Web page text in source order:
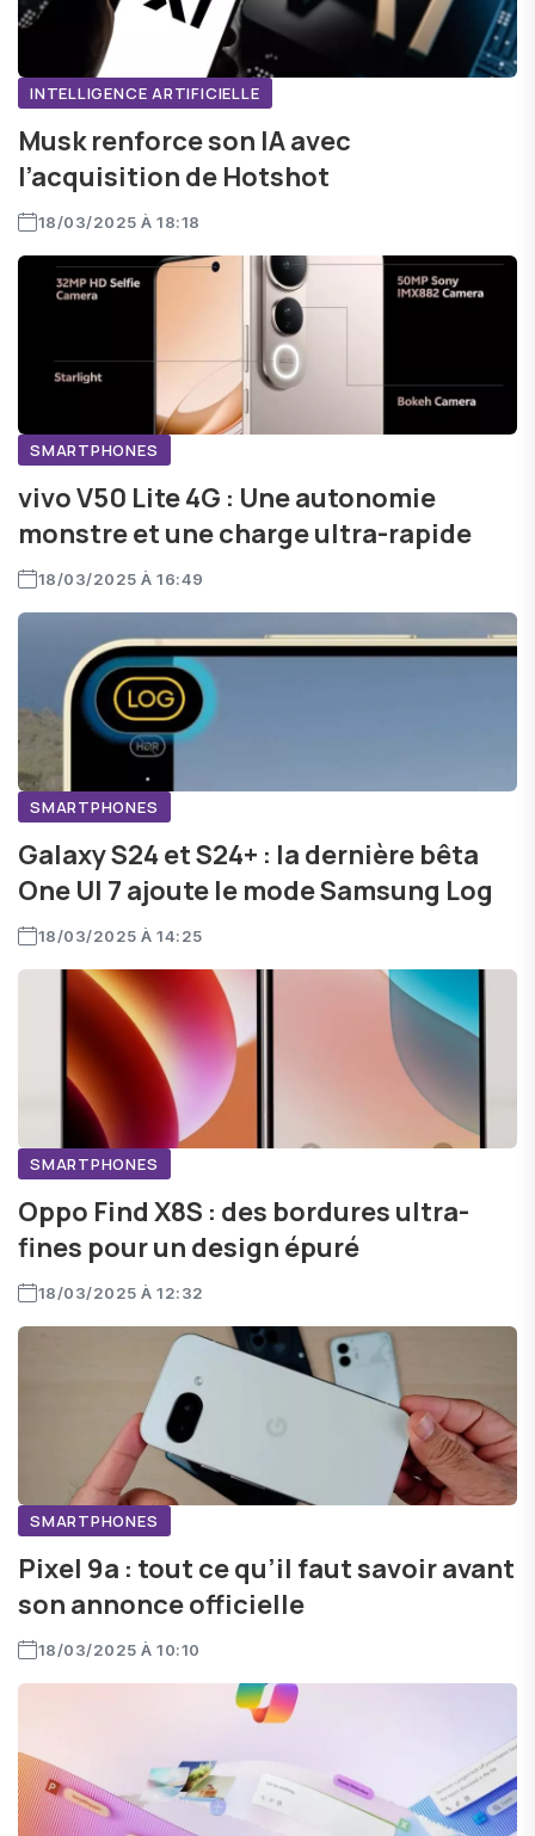
INTELLIGENCE ARTIFICIELLE
Musk renforce son IA avec
l’acquisition de Hotshot
18/03/2025 À 18:18
SMARTPHONES
vivo V50 Lite 4G : Une autonomie
monstre et une charge ultra-rapide
18/03/2025 À 16:49
SMARTPHONES
Galaxy S24 et S24+ : la dernière bêta
One UI 7 ajoute le mode Samsung Log
18/03/2025 À 14:25
SMARTPHONES
Oppo Find X8S : des bordures ultra-
fines pour un design épuré
18/03/2025 À 12:32
SMARTPHONES
Pixel 9a : tout ce qu’il faut savoir avant
son annonce officielle
18/03/2025 À 10:10